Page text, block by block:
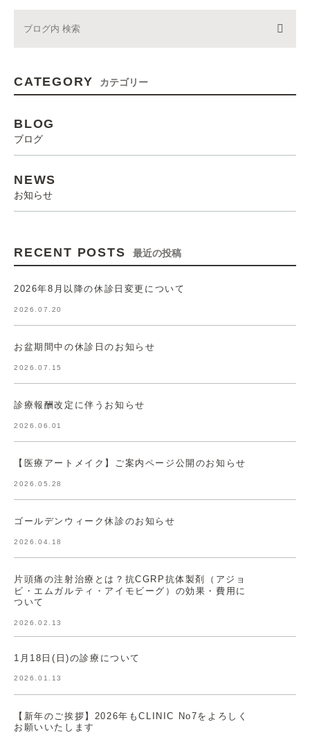
CATEGORY カテゴリー
BLOG
ブログ
NEWS
お知らせ
RECENT POSTS 最近の投稿
2026年8月以降の休診日変更について
2026.07.20
お盆期間中の休診日のお知らせ
2026.07.15
診療報酬改定に伴うお知らせ
2026.06.01
【医療アートメイク】ご案内ページ公開のお知らせ
2026.05.28
ゴールデンウィーク休診のお知らせ
2026.04.18
片頭痛の注射治療とは？抗CGRP抗体製剤（アジョ
ビ・エムガルティ・アイモビーグ）の効果・費用に
ついて
2026.02.13
1月18日(日)の診療について
2026.01.13
【新年のご挨拶】2026年もCLINIC No7をよろしく
お願いいたします